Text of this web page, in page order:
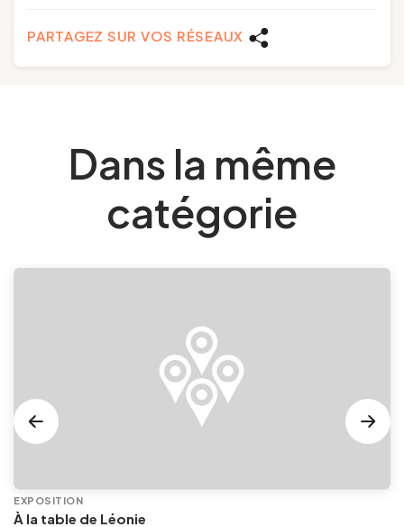
PARTAGEZ SUR VOS RÉSEAUX
Dans la même
catégorie
EXPOSITION
À la table de Léonie